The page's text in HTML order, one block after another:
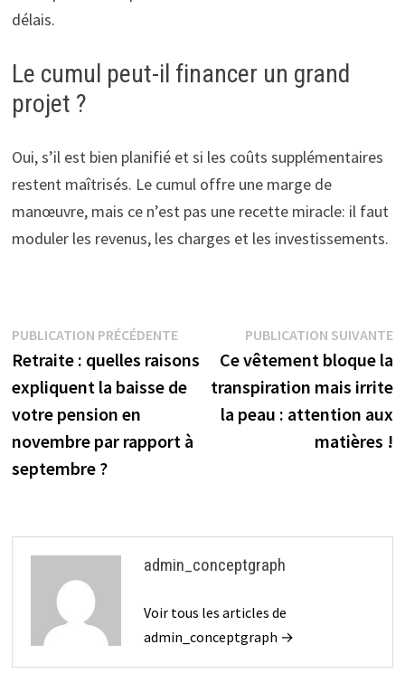
délais.
Le cumul peut-il financer un grand
projet ?
Oui, s’il est bien planifié et si les coûts supplémentaires
restent maîtrisés. Le cumul offre une marge de
manœuvre, mais ce n’est pas une recette miracle: il faut
moduler les revenus, les charges et les investissements.
Navigation
de
l’article
PUBLICATION PRÉCÉDENTEPublication
précédente :
Retraite : quelles raisons
expliquent la baisse de
votre pension en
novembre par rapport à
septembre ?
PUBLICATION SUIVANTE
Ce vêtement bloque la
transpiration mais irrite
la peau : attention aux
matières !
admin_conceptgraph
Voir tous les articles de
admin_conceptgraph →